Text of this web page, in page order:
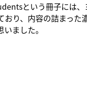
という冊子には、
り、内容の詰まった
ました。